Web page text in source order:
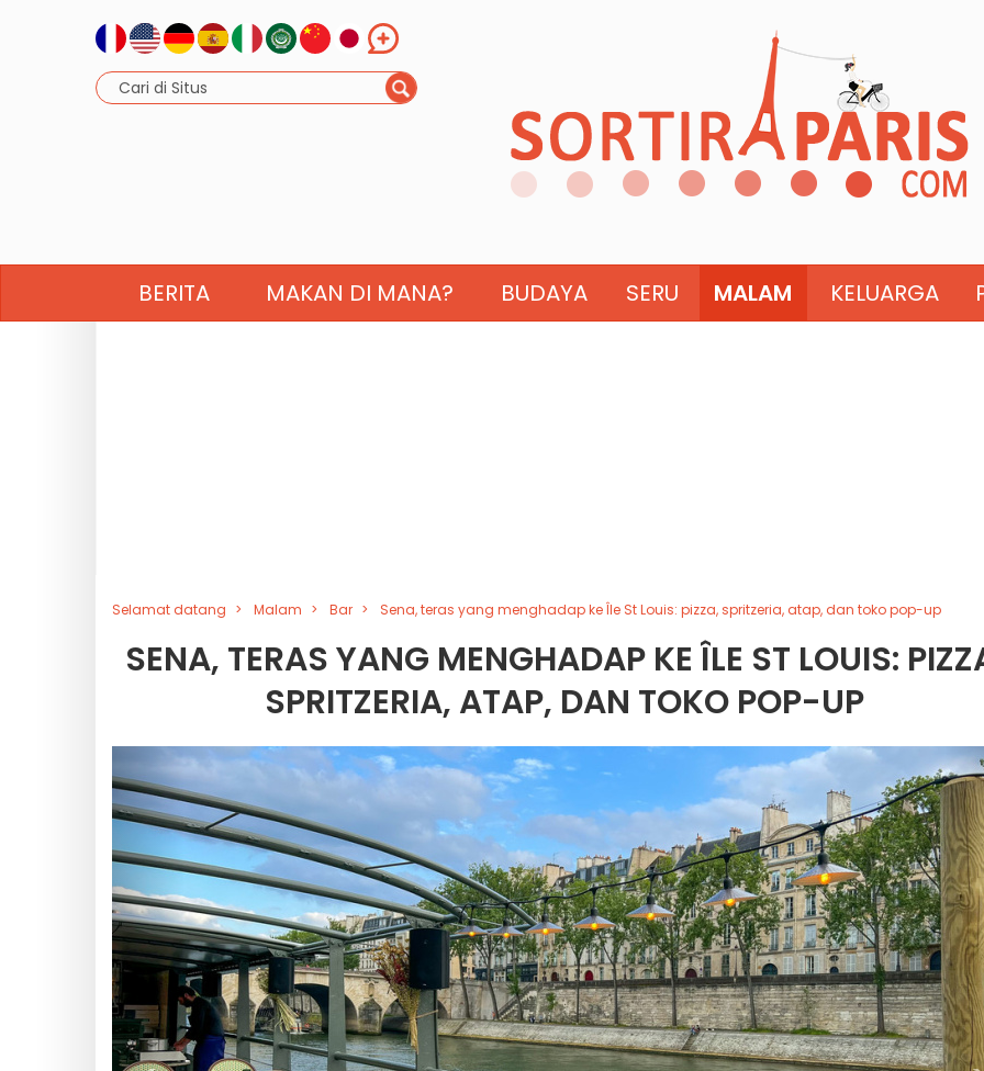
BERITA MAKAN DI MANA? BUDAYA SERU MALAM KELUARGA
Selamat datang Malam Bar Sena, teras yang menghadap ke Île St Louis: pizza, spritzeria, atap, dan toko pop-up
SENA, TERAS YANG MENGHADAP KE ÎLE ST LOUIS:
SPRITZERIA, ATAP, DAN TOKO POP-UP